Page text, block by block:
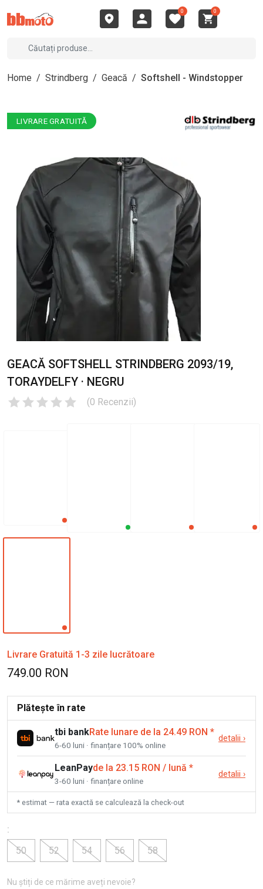
0 0
Home / Strindberg / Geacă / Softshell - Windstopper
LIVRARE GRATUITĂ
GEACĂ SOFTSHELL STRINDBERG 2093/19,
TORAYDELFY · NEGRU
(0 Recenzii)
Livrare Gratuită 1-3 zile lucrătoare
749.00 RON
Plătește în rate
tbi bankRate lunare de la 24.49 RON *
6-60 luni · finanțare 100% online
detalii ›
LeanPayde la 23.15 RON / lună *
3-60 luni · finanțare online
detalii ›
* estimat — rata exactă se calculează la check-out
:
50
52 54 56 58
Nu știți de ce mărime aveți nevoie?